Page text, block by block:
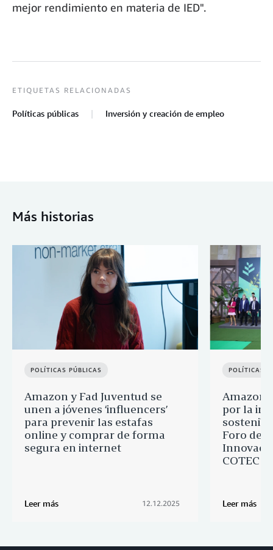
mejor rendimiento en materia de IED".
ETIQUETAS RELACIONADAS
Políticas públicas Inversión y creación de empleo
Más historias
POLÍTICAS PÚBLICAS
Amazon y Fad Juventud se
unen a jóvenes ‘influencers’
para prevenir las estafas
online y comprar de forma
segura en internet
Leer más 12.12.2025
POLÍTICAS
Amazon
por la
Foro de
COTEC
Leer más